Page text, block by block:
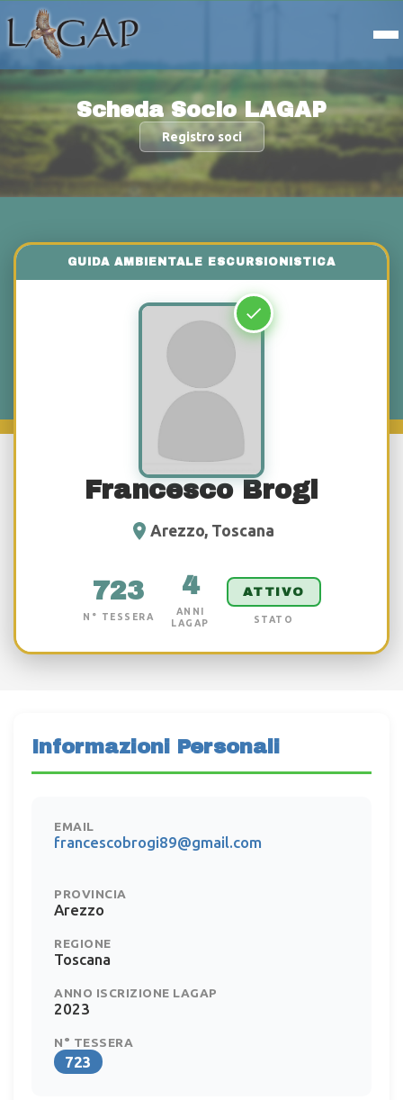
Scheda Socio LAGAP
Registro soci
Francesco Brogi
Arezzo, Toscana
723
N° TESSERA
4
ANNI
LAGAP
ATTIVO
STATO
Informazioni Personali
EMAIL
francescobrogi89@gmail.com
PROVINCIA
Arezzo
REGIONE
Toscana
ANNO ISCRIZIONE LAGAP
2023
N° TESSERA
723